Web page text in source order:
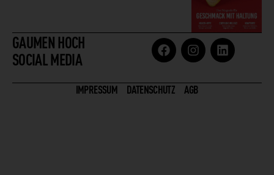
GAUMEN HOCH
SOCIAL MEDIA
IMPRESSUM DATENSCHUTZ AGB